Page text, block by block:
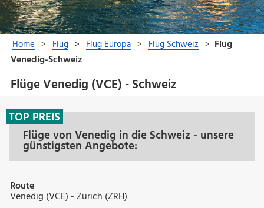
Flüge Venedig (VCE) - Schweiz
Flüge von Venedig in die Schweiz - unsere
günstigsten Angebote:
TOP PREIS
Route
Venedig (VCE) - Zürich (ZRH)